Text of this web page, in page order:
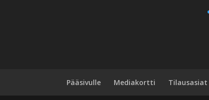
Pääsivulle Mediakortti Tilausasiat